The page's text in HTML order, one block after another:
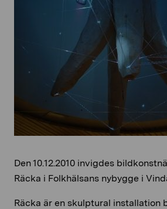
Den 10.12.2010 invigdes
Räcka i Folkhälsans nybygge i
Räcka är en skulptural installation